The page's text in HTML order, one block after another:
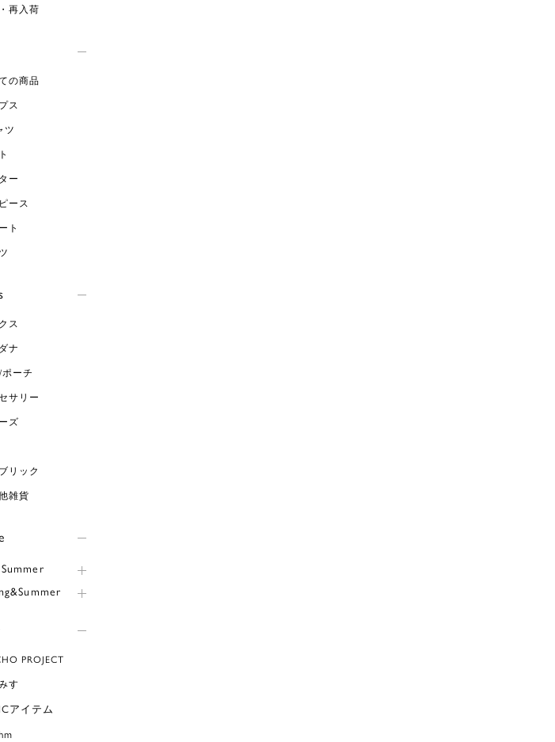
再入荷
の商品
ス
ツ
ー
ース
ト
ス
ナ
ーチ
サリー
ズ
リック
雑貨
PROJECT
すゞ
アイテム